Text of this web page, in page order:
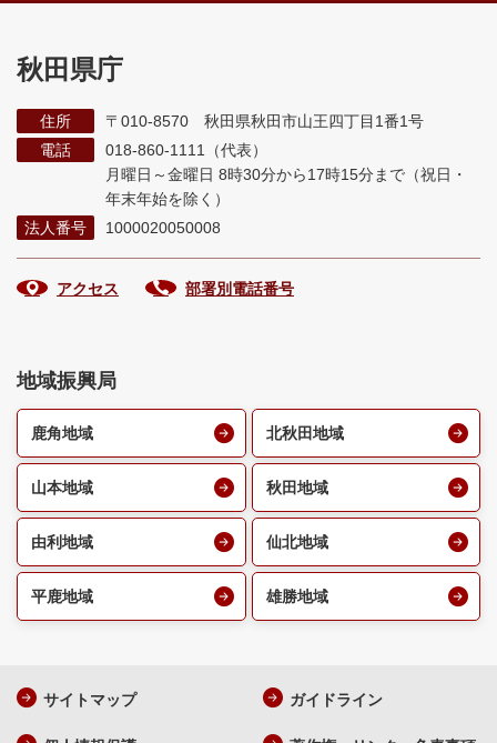
秋田県庁
住所
〒010-8570 秋田県秋田市山王四丁目1番1号
電話
018-860-1111（代表）
月曜日～金曜日 8時30分から17時15分まで （祝日・
年末年始を除く）
法人番号
1000020050008
アクセス 部署別電話番号
地域振興局
鹿角地域 北秋田地域
山本地域 秋田地域
由利地域 仙北地域
平鹿地域 雄勝地域
サイトマップ ガイドライン